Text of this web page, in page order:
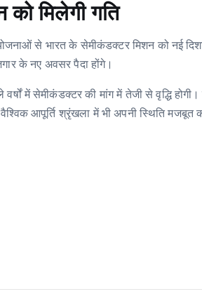
मिलेगी गति
से भारत के सेमीकंडक्टर मिशन को नई
के नए अवसर पैदा होंगे।
वर्षों में सेमीकंडक्टर की मांग में तेजी से वृद्धि
आपूर्ति श्रृंखला में भी अपनी स्थिति मजबूत